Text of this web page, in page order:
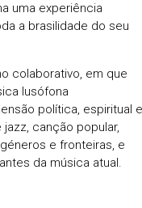
uma experiência
a brasilidade do seu
colaborativo, em que
lusófona
política, espiritual e
canção popular,
e fronteiras, e
da música atual.